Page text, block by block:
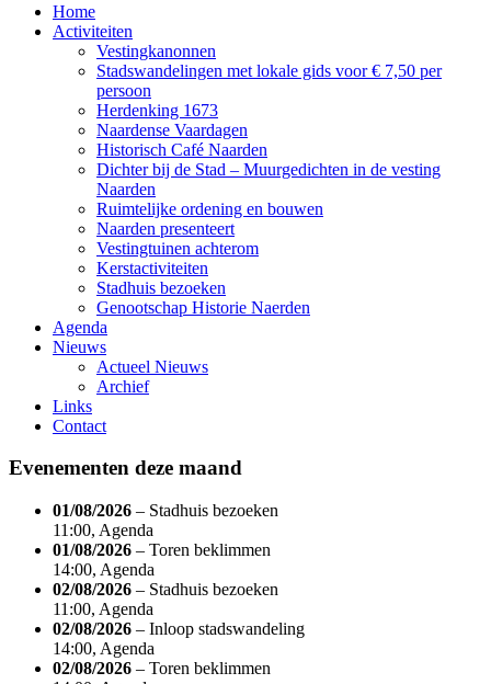
Home
Activiteiten
Vestingkanonnen
Stadswandelingen met lokale gids voor € 7,50 per
persoon
Herdenking 1673
Naardense Vaardagen
Historisch Café Naarden
Dichter bij de Stad – Muurgedichten in de vesting
Naarden
Ruimtelijke ordening en bouwen
Naarden presenteert
Vestingtuinen achterom
Kerstactiviteiten
Stadhuis bezoeken
Genootschap Historie Naerden
Agenda
Nieuws
Actueel Nieuws
Archief
Links
Contact
Evenementen deze maand
01/08/2026 – Stadhuis bezoeken
11:00, Agenda
01/08/2026 – Toren beklimmen
14:00, Agenda
02/08/2026 – Stadhuis bezoeken
11:00, Agenda
02/08/2026 – Inloop stadswandeling
14:00, Agenda
02/08/2026 – Toren beklimmen